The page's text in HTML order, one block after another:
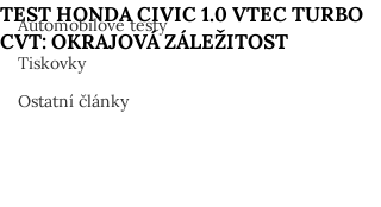
Automobilové testy
Tiskovky
Ostatní články
TEST HONDA CIVIC 1.0 VTEC TURBO
CVT: OKRAJOVÁ ZÁLEŽITOST